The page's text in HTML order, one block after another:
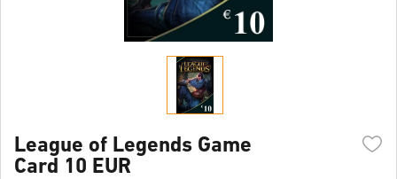
League of Legends Game
Card 10 EUR